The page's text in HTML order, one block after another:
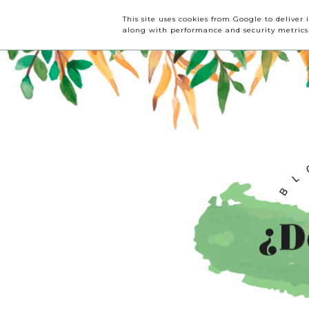
INICIO CRÍTICAS
This site uses cookies from Google to
along with performance and security